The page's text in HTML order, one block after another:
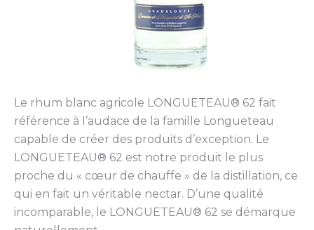
Le rhum blanc agricole LONGUETEAU® 62 fait
référence à l’audace de la famille Longueteau
capable de créer des produits d’exception. Le
LONGUETEAU® 62 est notre produit le plus
proche du « cœur de chauffe » de la distillation, ce
qui en fait un véritable nectar. D’une qualité
incomparable, le LONGUETEAU® 62 se démarque